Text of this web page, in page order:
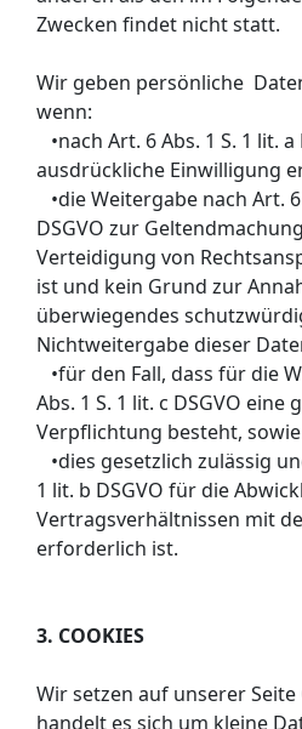
Zwecken findet nicht statt.
Wir geben persönliche
wenn:
•nach Art. 6 Abs. 1 S. 1 lit.
ausdrückliche Einwilligung
•die Weitergabe nach Art.
DSGVO zur
Verteidigung von
ist und kein Grund zur
überwiegendes
Nichtweitergabe dieser
•für den Fall, dass für die
Abs. 1 S. 1 lit. c DSGVO eine
Verpflichtung besteht, sowie
•dies gesetzlich zulässig
1 lit. b DSGVO für die
Vertragsverhältnissen mit
erforderlich ist.
3. COOKIES
Wir setzen auf unserer
handelt es sich um kleine